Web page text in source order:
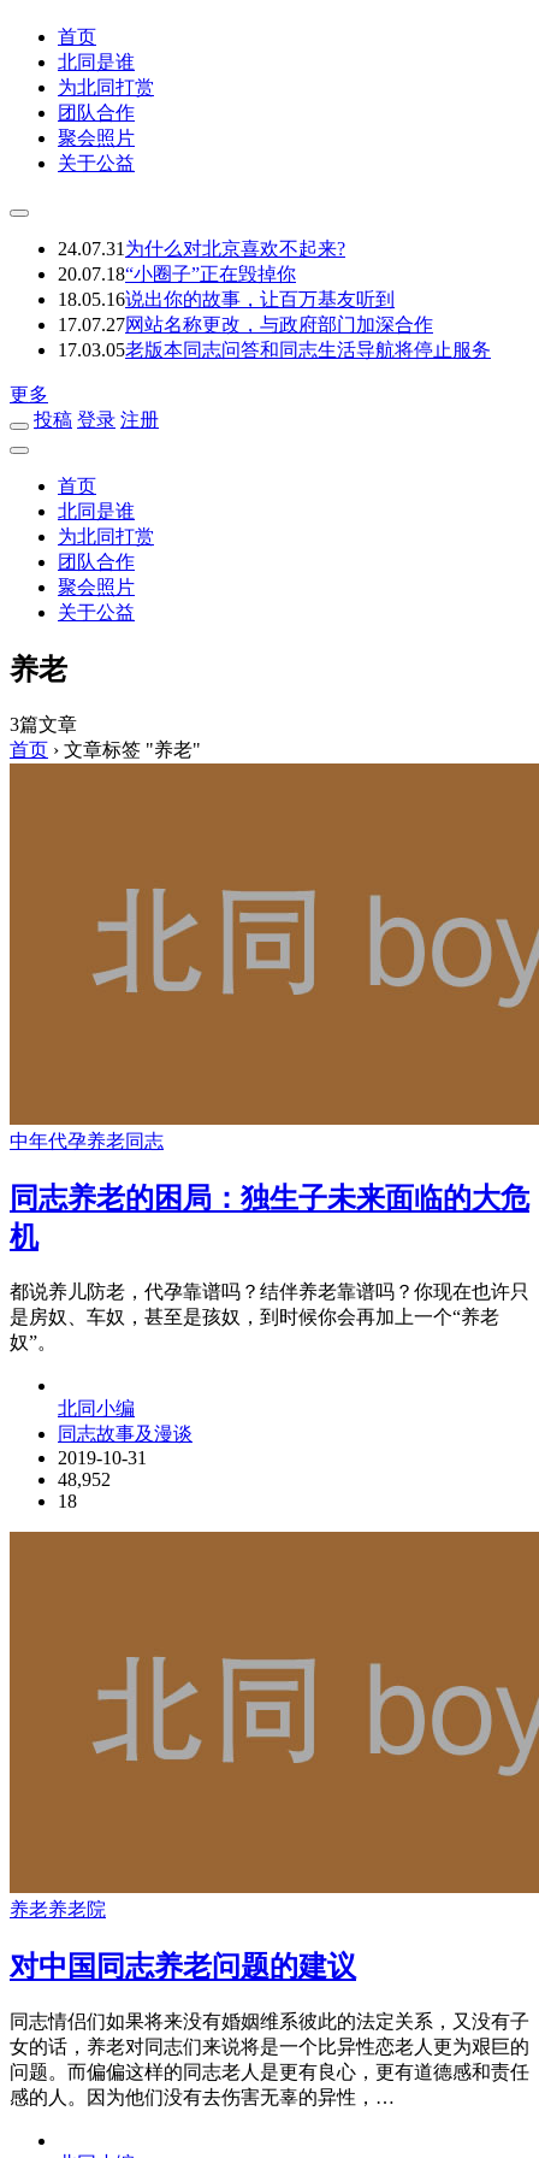
首页
北同是谁
为北同打赏
团队合作
聚会照片
关于公益
24.07.31为什么对北京喜欢不起来?
20.07.18“小圈子”正在毁掉你
18.05.16说出你的故事，让百万基友听到
17.07.27网站名称更改，与政府部门加深合作
17.03.05老版本同志问答和同志生活导航将停止服务
更多
投稿 登录 注册
首页
北同是谁
为北同打赏
团队合作
聚会照片
关于公益
养老
3篇文章
首页 › 文章标签 "养老"
中年代孕养老同志
同志养老的困局：独生子未来面临的大危
机
都说养儿防老，代孕靠谱吗？结伴养老靠谱吗？你现在也许只
是房奴、车奴，甚至是孩奴，到时候你会再加上一个“养老
奴”。
北同小编
同志故事及漫谈
2019-10-31
48,952
18
养老养老院
对中国同志养老问题的建议
同志情侣们如果将来没有婚姻维系彼此的法定关系，又没有子
女的话，养老对同志们来说将是一个比异性恋老人更为艰巨的
问题。而偏偏这样的同志老人是更有良心，更有道德感和责任
感的人。因为他们没有去伤害无辜的异性，…